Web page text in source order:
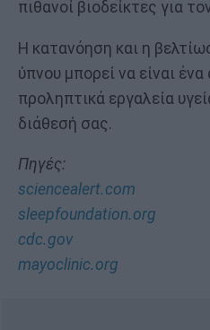
πιθανοί βιοδείκτες για
Η κατανόηση και η
ύπνου μπορεί να είναι
προληπτικά εργαλεία
διάθεσή σας.
Πηγές:
sciencealert.com
sleepfoundation.org
cdc.gov
mayoclinic.org